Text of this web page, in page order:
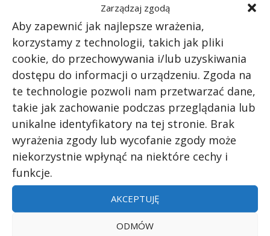
Zarządzaj zgodą
Aby zapewnić jak najlepsze wrażenia,
korzystamy z technologii, takich jak pliki
cookie, do przechowywania i/lub uzyskiwania
dostępu do informacji o urządzeniu. Zgoda na
te technologie pozwoli nam przetwarzać dane,
takie jak zachowanie podczas przeglądania lub
unikalne identyfikatory na tej stronie. Brak
wyrażenia zgody lub wycofanie zgody może
niekorzystnie wpłynąć na niektóre cechy i
funkcje.
AKCEPTUJĘ
ODMÓW
zniszczone przez trzęsienie ziemi w 1755 roku?
11 kwietnia 2021
Jaki prezent na 70-siąte urodziny otrzymał Kim
Ir Sen?
26 lutego 2021
NAJNOWSZE KOMENTARZE